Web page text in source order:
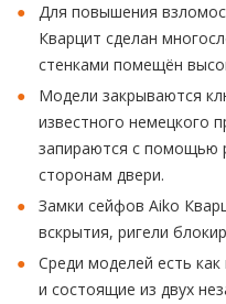
Для повышения
Кварцит сделан
стенками помещён
Модели закрываются
известного немецкого
запираются с помощью
сторонам двери.
Замки сейфов Aiko
вскрытия, ригели
Среди моделей есть
и состоящие из двух